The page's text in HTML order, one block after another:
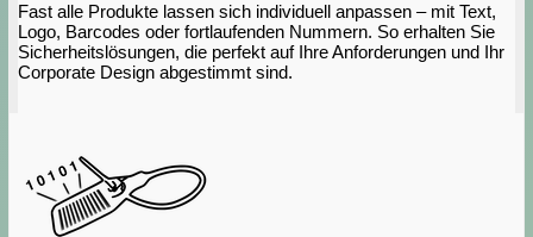
Fast alle Produkte lassen sich individuell anpassen – mit Text,
Logo, Barcodes oder fortlaufenden Nummern. So erhalten Sie
Sicherheitslösungen, die perfekt auf Ihre Anforderungen und Ihr
Corporate Design abgestimmt sind.